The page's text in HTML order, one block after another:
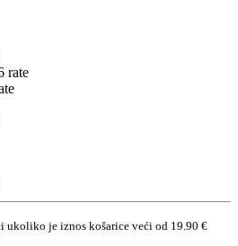
ukoliko je iznos košarice veći od 19.90 €